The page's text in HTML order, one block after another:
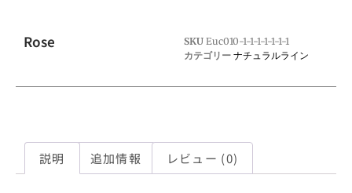
Rose SKU Euc010-1-1-1-1-1-1-1
カテゴリー ナチュラルライン
説明 追加情報 レビュー (0)